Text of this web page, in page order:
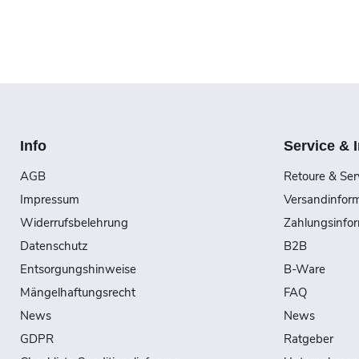
Info
AGB
Impressum
Widerrufsbelehrung
Datenschutz
Entsorgungshinweise
Mängelhaftungsrecht
News
GDPR
Service &
Retoure &
B2B
B-Ware
FAQ
News
Ratgeber